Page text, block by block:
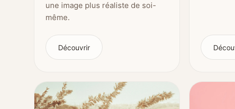
une image plus réaliste de soi-
même.
Découvrir